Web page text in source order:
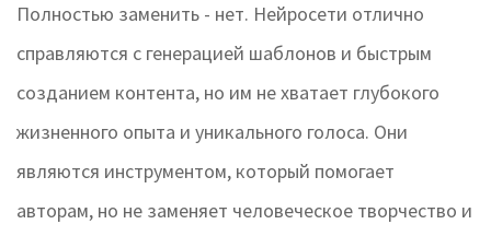
Полностью заменить - нет. Нейросети отлично
справляются с генерацией шаблонов и быстрым
созданием контента, но им не хватает глубокого
жизненного опыта и уникального голоса. Они
являются инструментом, который помогает
авторам, но не заменяет человеческое творчество и